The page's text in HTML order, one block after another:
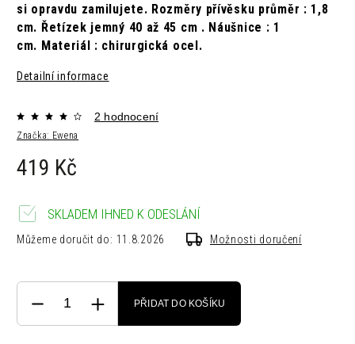
si opravdu zamilujete. Rozměry přívěsku průměr : 1,8
cm. Řetízek jemný 40 až 45 cm . Náušnice : 1
cm. Materiál : chirurgická ocel.
Detailní informace
Značka: Ewena
2 hodnocení
419 Kč
SKLADEM IHNED K ODESLÁNÍ
Můžeme doručit do: 11.8.2026 Možnosti doručení
PŘIDAT DO KOŠÍKU